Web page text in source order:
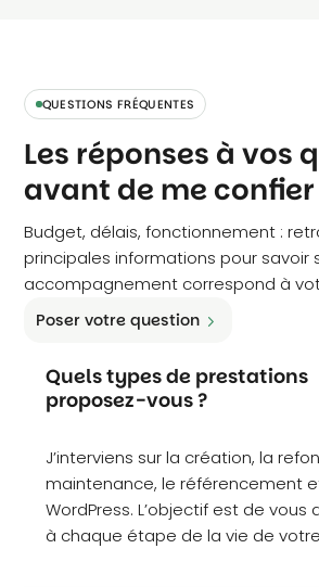
QUESTIONS FRÉQUENTES
Les réponses à vos
avant de me
Budget, délais, fonctionnement :
principales informations pour savoir
accompagnement correspond à
Poser votre question
Quels types de prestations
proposez-vous ?
J’interviens sur la création, la
maintenance, le référencement
WordPress. L’objectif est de
à chaque étape de la vie de